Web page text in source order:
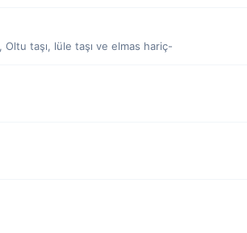
Oltu taşı, lüle taşı ve elmas hariç-